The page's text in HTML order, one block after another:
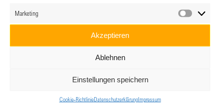
Marketing
Akzeptieren
Ablehnen
Einstellungen speichern
Cookie-RichtlinieDatenschutzerklärungImpressum